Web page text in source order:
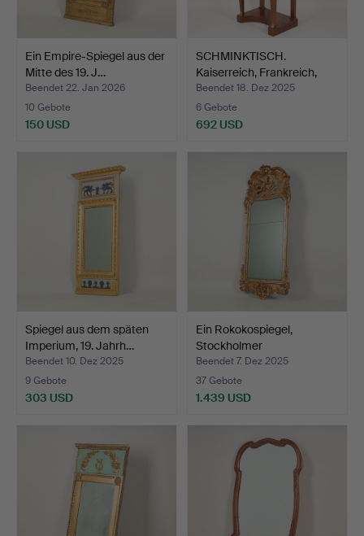
Ein Empire-Spiegel aus der
Mitte des 19. J…
Beendet 22. Jan 2026
10 Gebote
150 USD
SCHMINKTISCH.
Kaiserreich, Frankreich,
ers…
Beendet 18. Dez 2025
6 Gebote
692 USD
Spiegel aus dem späten
Imperium, 19. Jahrh…
Beendet 10. Dez 2025
9 Gebote
303 USD
Ein Rokokospiegel,
Stockholmer
Hallenstemp…
Beendet 7. Dez 2025
37 Gebote
1.439 USD